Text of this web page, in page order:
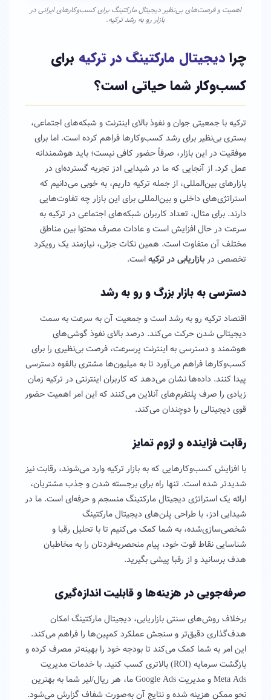
اهمیت و فرصت‌های بی‌نظیر دیجیتال مارکتینگ برای کسب‌وکارهای ایرانی در
بازار رو به رشد ترکیه.
چرا دیجیتال مارکتینگ در ترکیه برای
کسب‌وکار شما حیاتی است؟
ترکیه با جمعیتی جوان و نفوذ بالای اینترنت و شبکه‌های اجتماعی،
بستری بی‌نظیر برای رشد کسب‌وکارها فراهم کرده است. اما برای
موفقیت در این بازار، صرفاً حضور کافی نیست؛ باید هوشمندانه
عمل کرد. از آنجایی که ما در شیدایی ادز تجربه گسترده‌ای در
بازارهای بین‌المللی، از جمله ترکیه داریم، به خوبی می‌دانیم که
استراتژی‌های داخلی و بین‌المللی برای این بازار چه تفاوت‌هایی
دارند. برای مثال، تعداد کاربران شبکه‌های اجتماعی در ترکیه به
سرعت در حال افزایش است و عادات مصرف محتوا بین مناطق
مختلف آن متفاوت است. همین نکات جزئی، نیازمند یک رویکرد
تخصصی در بازاریابی در ترکیهاست.
دسترسی به بازار بزرگ و رو به رشد
اقتصاد ترکیه رو به رشد است و جمعیت آن به سرعت به سمت
دیجیتالی شدن حرکت می‌کند. درصد بالای نفوذ گوشی‌های
هوشمند و دسترسی به اینترنت پرسرعت، فرصت بی‌نظیری را برای
کسب‌وکارها فراهم می‌آورد تا به میلیون‌ها مشتری بالقوه دسترسی
پیدا کنند. داده‌ها نشان می‌دهد که کاربران اینترنتی در ترکیه زمان
زیادی را صرف پلتفرم‌های آنلاین می‌کنند که این امر اهمیت حضور
قوی دیجیتالی را دوچندان می‌کند.
رقابت فزاینده و لزوم تمایز
با افزایش کسب‌وکارهایی که به بازار ترکیه وارد می‌شوند، رقابت نیز
شدیدتر شده است. تنها راه برای برجسته شدن و جذب مشتریان،
ارائه یک استراتژی دیجیتال مارکتینگ منسجم و حرفه‌ای است. ما در
شیدایی ادز، با طراحی پلن‌های دیجیتال مارکتینگ
شخصی‌سازی‌شده، به شما کمک می‌کنیم تا با تحلیل رقبا و
شناسایی نقاط قوت خود، پیام منحصربه‌فردتان را به مخاطبان
هدف برسانید و از رقبا پیشی بگیرید.
صرفه‌جویی در هزینه‌ها و قابلیت اندازه‌گیری
برخلاف روش‌های سنتی بازاریابی، دیجیتال مارکتینگ امکان
هدف‌گذاری دقیق‌تر و سنجش عملکرد کمپین‌ها را فراهم می‌کند.
این امر به شما کمک می‌کند تا بودجه خود را بهینه‌تر مصرف کرده و
بازگشت سرمایه (ROI) بالاتری کسب کنید. با خدمات مدیریت
Meta Ads و مدیریت Google Ads ما، هر ریال/لیر شما به بهترین
نحو ممکن هزینه شده و نتایج آن به‌صورت شفاف گزارش می‌شود.